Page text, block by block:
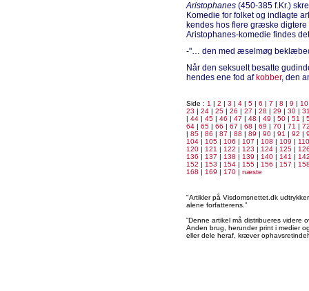
Aristophanes (450-385 f.Kr.)
Komedie for folket og indlagte
kendes hos flere græske
Aristophanes-komedie findes
-"… den med æselmøg
Når den seksuelt besatte
hendes ene fod af kobber, den
Side : 1 | 2 | 3 | 4 | 5 | 6 | 7 | 8 | 9 | 10
23 | 24 | 25 | 26 | 27 | 28 | 29 | 30 |
| 44 | 45 | 46 | 47 | 48 | 49 | 50 | 51 |
64 | 65 | 66 | 67 | 68 | 69 | 70 | 71 |
| 85 | 86 | 87 | 88 | 89 | 90 | 91 | 92 |
104 | 105 | 106 | 107 | 108 | 109 | 110
120 | 121 | 122 | 123 | 124 | 125 |
136 | 137 | 138 | 139 | 140 | 141 |
152 | 153 | 154 | 155 | 156 | 157 |
168 | 169 | 170 | næste
"Artikler på Visdomsnettet.dk
alene forfatterens.”
”Denne artikel må distribueres videre
Anden brug, herunder print i medier
eller dele heraf, kræver